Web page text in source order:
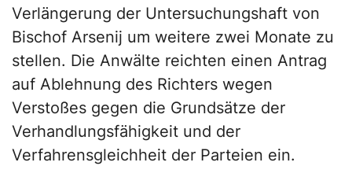
Verlängerung der Untersuchungshaft von
Bischof Arsenij um weitere zwei Monate zu
stellen. Die Anwälte reichten einen Antrag
auf Ablehnung des Richters wegen
Verstoßes gegen die Grundsätze der
Verhandlungsfähigkeit und der
Verfahrensgleichheit der Parteien ein.